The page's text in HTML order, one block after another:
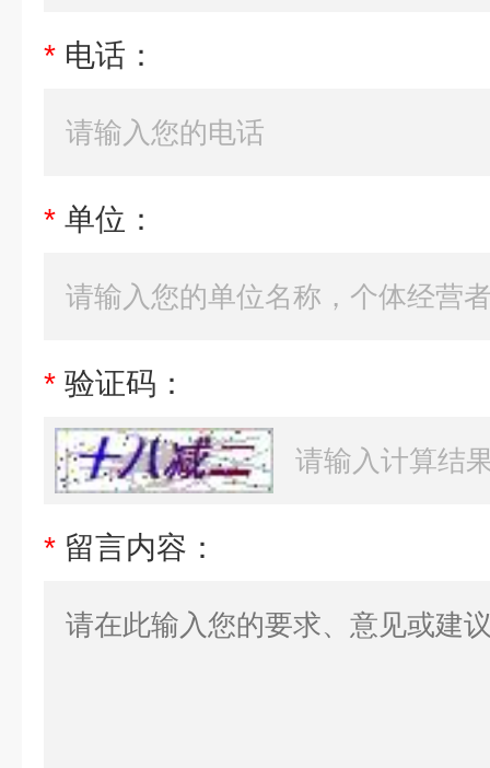
* 电话：
* 单位：
* 验证码：
* 留言内容：